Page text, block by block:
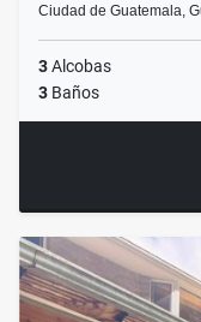
Ciudad de Guatemala,
3Alcobas
3 Baños